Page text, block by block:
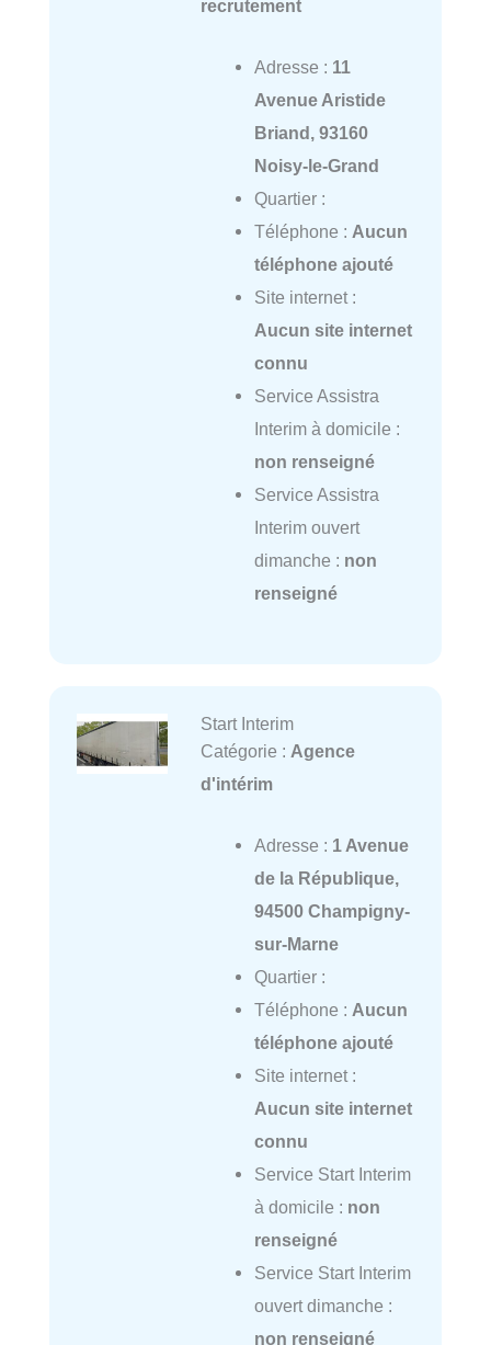
recrutement
Adresse : 11
Avenue Aristide
Briand, 93160
Noisy-le-Grand
Quartier :
Téléphone : Aucun
téléphone ajouté
Site internet :
Aucun site internet
connu
Service Assistra
Interim à domicile :
non renseigné
Service Assistra
Interim ouvert
dimanche : non
renseigné
Start Interim
Catégorie : Agence
d'intérim
Adresse : 1 Avenue
de la République,
94500 Champigny-
sur-Marne
Quartier :
Téléphone : Aucun
téléphone ajouté
Site internet :
Aucun site internet
connu
Service Start Interim
à domicile : non
renseigné
Service Start Interim
ouvert dimanche :
non renseigné